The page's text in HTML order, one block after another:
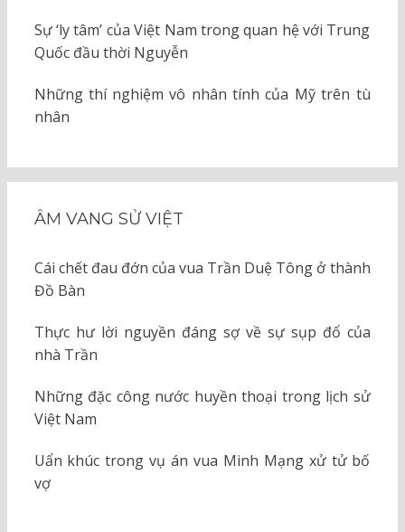
Sự ‘ly tâm’ của Việt Nam trong quan hệ với Trung
Quốc đầu thời Nguyễn
Những thí nghiệm vô nhân tính của Mỹ trên tù
nhân
ÂM VANG SỬ VIỆT
Cái chết đau đớn của vua Trần Duệ Tông ở thành
Đồ Bàn
Thực hư lời nguyền đáng sợ về sự sụp đổ của
nhà Trần
Những đặc công nước huyền thoại trong lịch sử
Việt Nam
Uẩn khúc trong vụ án vua Minh Mạng xử tử bố
vợ